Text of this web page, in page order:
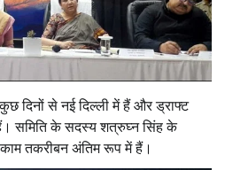
दिनों से नई दिल्ली में हैं और ड्राफ्ट
समिति के सदस्य शत्रुघ्न सिंह के
तकरीबन अंतिम रूप में हैं।